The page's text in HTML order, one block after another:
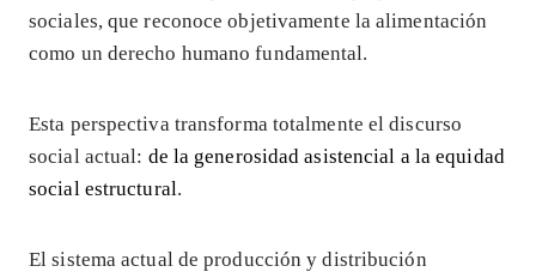
sociales, que reconoce objetivamente la alimentación
como un derecho humano fundamental.
Esta perspectiva transforma totalmente el discurso
social actual: de la generosidad asistencial a la equidad
social estructural.
El sistema actual de producción y distribución